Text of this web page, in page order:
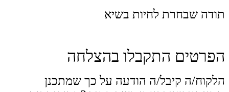
תודה שבחרת לחיות בשיא
הפרטים התקבלו בהצלחה
הלקוח/ה קיבל/ה הודעה על כך שמתכנן